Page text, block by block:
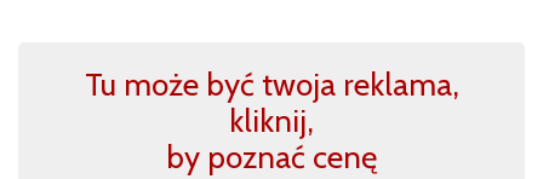
Tu może być twoja reklama,
kliknij,
by poznać cenę